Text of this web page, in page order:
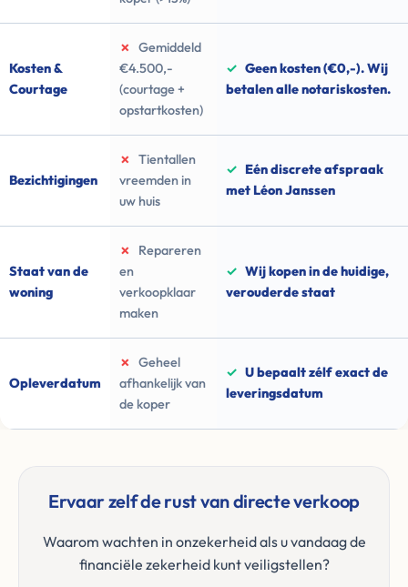
Kosten &
Courtage
✗
Gemiddeld
€4.500,-
(courtage +
opstartkosten)
✓ Geen kosten (€0,-). Wij
betalen alle notariskosten.
Bezichtigingen
✗
Tientallen
vreemden in
uw huis
✓ Eén discrete afspraak
met Léon Janssen
Staat van de
woning
✗
Repareren
en
verkoopklaar
maken
✓ Wij kopen in de huidige,
verouderde staat
Opleverdatum
✗
Geheel
afhankelijk van
de koper
✓ U bepaalt zélf exact de
leveringsdatum
Ervaar zelf de rust van directe verkoop
Waarom wachten in onzekerheid als u vandaag de
financiële zekerheid kunt veiligstellen?